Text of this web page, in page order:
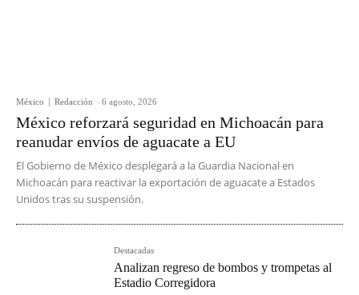
México Redacción - 6 agosto, 2026
México reforzará seguridad en Michoacán para
reanudar envíos de aguacate a EU
El Gobierno de México desplegará a la Guardia Nacional en
Michoacán para reactivar la exportación de aguacate a Estados
Unidos tras su suspensión.
Destacadas
Analizan regreso de bombos y trompetas al
Estadio Corregidora